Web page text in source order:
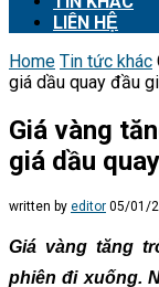
LIÊN HỆ
Home Tin tức khác
giá dầu quay đầu
Giá vàng
giá dầu
written by editor 05/01/
Giá vàng tăng
phiên đi xuống.